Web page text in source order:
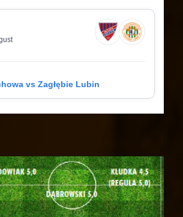
vs Zagłębie Lubin